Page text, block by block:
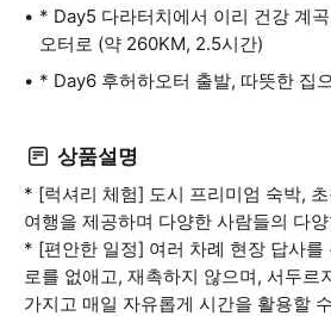
* Day5 다라터치에서 이리 건강 계
오터로 (약 260KM, 2.5시간)
* Day6 후허하오터 출발, 따뜻한 집
상품설명
* [럭셔리 체험] 도시 프리미엄 숙박,
여행을 제공하며 다양한 사람들의 다
* [편안한 일정] 여러 차례 현장 답사를
로를 없애고, 재촉하지 않으며, 서두르
가지고 매일 자유롭게 시간을 활용할